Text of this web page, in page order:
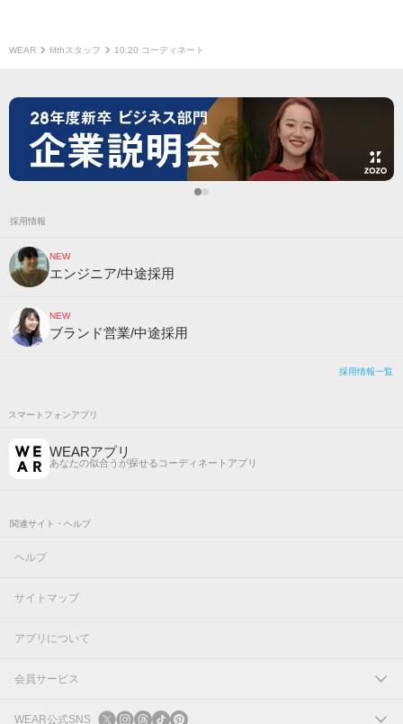
WEAR fifthスタッフ 10.20 コーディネート
採用情報
NEW
エンジニア/中途採用
NEW
ブランド営業/中途採用
採用情報一覧
スマートフォンアプリ
WEARアプリ
あなたの似合うが探せるコーディネートアプリ
関連サイト・ヘルプ
ヘルプ
サイトマップ
アプリについて
会員サービス
ログイン
WEAR公式SNS